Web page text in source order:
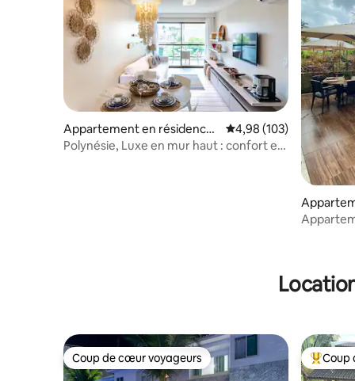
Appartement en résidence ⋅
Porto de Galinhas
Évaluation moyenne
4,98 (103)
Polynésie, Luxe en mur haut : confort et
Porto de
Coup de cœur voyageurs
Coup de cœur voyageurs Coups
Coup